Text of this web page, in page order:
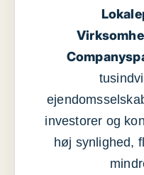
investorer og
høj synlighed,